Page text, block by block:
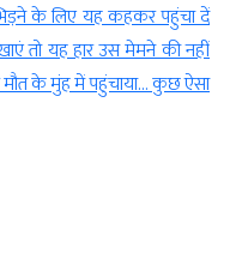
के लिए यह कहकर पहुंचा दें
तो यह हार उस मेमने की नहीं
के मुंह में पहुंचाया… कुछ ऐसा